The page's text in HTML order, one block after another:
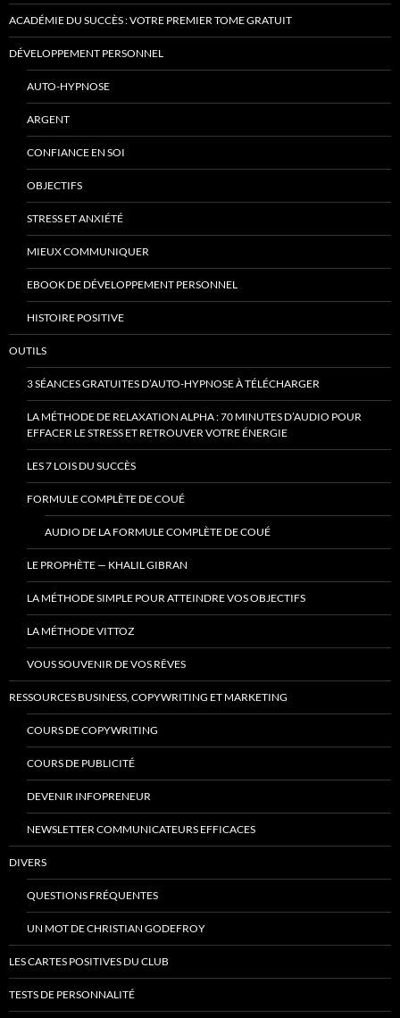
ACADÉMIE DU SUCCÈS : VOTRE PREMIER TOME GRATUIT
DÉVELOPPEMENT PERSONNEL
AUTO-HYPNOSE
ARGENT
CONFIANCE EN SOI
OBJECTIFS
STRESS ET ANXIÉTÉ
MIEUX COMMUNIQUER
EBOOK DE DÉVELOPPEMENT PERSONNEL
HISTOIRE POSITIVE
OUTILS
3 SÉANCES GRATUITES D’AUTO-HYPNOSE À TÉLÉCHARGER
LA MÉTHODE DE RELAXATION ALPHA : 70 MINUTES D’AUDIO POUR
EFFACER LE STRESS ET RETROUVER VOTRE ÉNERGIE
LES 7 LOIS DU SUCCÈS
FORMULE COMPLÈTE DE COUÉ
AUDIO DE LA FORMULE COMPLÈTE DE COUÉ
LE PROPHÈTE — KHALIL GIBRAN
LA MÉTHODE SIMPLE POUR ATTEINDRE VOS OBJECTIFS
LA MÉTHODE VITTOZ
VOUS SOUVENIR DE VOS RÊVES
RESSOURCES BUSINESS, COPYWRITING ET MARKETING
COURS DE COPYWRITING
COURS DE PUBLICITÉ
DEVENIR INFOPRENEUR
NEWSLETTER COMMUNICATEURS EFFICACES
DIVERS
QUESTIONS FRÉQUENTES
UN MOT DE CHRISTIAN GODEFROY
LES CARTES POSITIVES DU CLUB
TESTS DE PERSONNALITÉ